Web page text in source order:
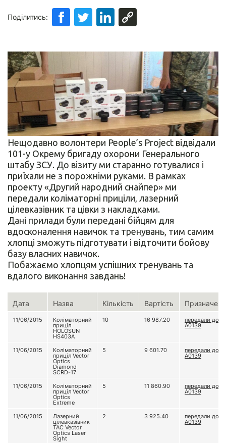
Поділитись:
Нещодавно волонтери People’s Project відвідали
101-у Окрему бригаду охорони Генерального
штабу ЗСУ. До візиту ми старанно готувалися і
приїхали не з порожніми руками. В рамках
проекту «Другий народний снайпер» ми
передали коліматорні приціли, лазерний
цілевказівник та цівки з накладками.
Дані прилади були передані бійцям для
вдосконалення навичок та тренувань, тим самим
хлопці зможуть підготувати і відточити бойову
базу власних навичок.
Побажаємо хлопцям успішних тренувань та
вдалого виконання завдань!
Дата Назва Кількість Вартість
11/06/2015 Коліматорний
приціл
HOLOSUN
HS403A
10 16 987.20 передали до
А0139
11/06/2015 Коліматорний
приціл Vector
Optics
Diamond
SCRD-17
5 9 601.70 передали до
А0139
11/06/2015 Коліматорний
приціл Vector
Optics
Extreme
5 11 860.90 передали до
А0139
11/06/2015 Лазерний
цілевказівник
TAC Vector
Optics Laser
Sight
2 3 925.40 передали до
А0139